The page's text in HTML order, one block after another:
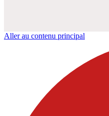
Aller au contenu principal